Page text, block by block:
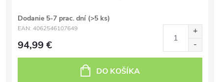
Dodanie 5-7 prac. dní (>5 ks)
EAN: 4062546107649
94,99 €
DO KOŠÍKA